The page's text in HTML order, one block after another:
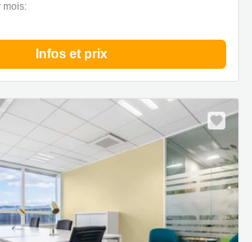
mois:
Infos et prix